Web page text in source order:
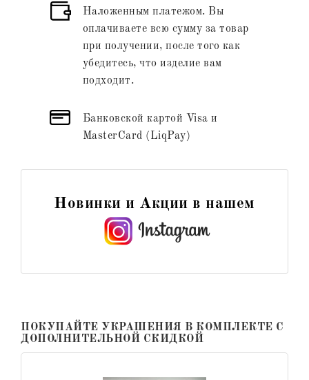
Наложенным платежом. Вы
оплачиваете всю сумму за товар
при получении, после того как
убедитесь, что изделие вам
подходит.
Банковской картой Visa и
MasterCard (LiqPay)
Новинки и Акции в нашем
ПОКУПАЙТЕ УКРАШЕНИЯ В КОМПЛЕКТЕ С
ДОПОЛНИТЕЛЬНОЙ СКИДКОЙ